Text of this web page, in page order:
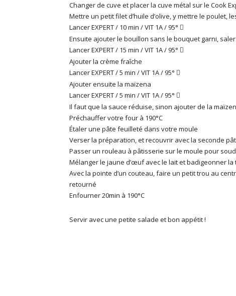
Changer de cuve et placer la cuve métal sur le Cook
Mettre un petit filet d’huile d’olive, y mettre le poulet,
Lancer EXPERT / 10 min / VIT 1A / 95° 
Ensuite ajouter le bouillon sans le bouquet garni,
Lancer EXPERT / 15 min / VIT 1A / 95° 
Ajouter la crème fraîche
Lancer EXPERT / 5 min / VIT 1A / 95° 
Ajouter ensuite la maïzena
Lancer EXPERT / 5 min / VIT 1A / 95° 
Il faut que la sauce réduise, sinon ajouter de la
Préchauffer votre four à 190°C
Étaler une pâte feuilleté dans votre moule
Verser la préparation, et recouvrir avec la seconde
Passer un rouleau à pâtisserie sur le moule pour
Mélanger le jaune d’œuf avec le lait et badigeonner la
Avec la pointe d’un couteau, faire un petit trou au
retourné
Enfourner 20min à 190°C
Servir avec une petite salade et bon appétit !